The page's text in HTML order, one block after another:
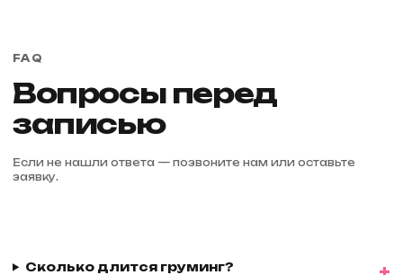
FAQ
Вопросы перед
записью
Если не нашли ответа — позвоните нам или оставьте
заявку.
Сколько длится груминг?